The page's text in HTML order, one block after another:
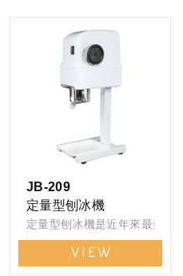
，運轉平順，專利導冰盤設計
JB-209
定量型刨冰機
定量型刨冰機是近年來最熱銷
VIEW